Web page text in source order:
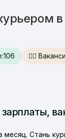
106 🙋‍♂️
месяц. Стань